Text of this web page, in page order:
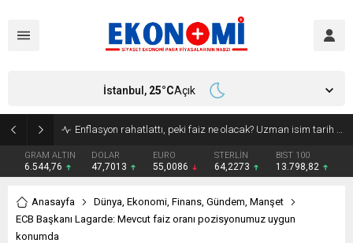
Bakan Kurum: Atık artış hızı yarı yarıya inmeli
GRAM ALTIN
6.544,76
DOLAR
47,7013
EURO
55,0086
STERLİN
64,2273
BIST 100
13.798,82
İstanbul, 25°CAçık
Anasayfa Dünya, Ekonomi, Finans, Gündem, Manşet
ECB Başkanı Lagarde: Mevcut faiz oranı pozisyonumuz uygun
konumda